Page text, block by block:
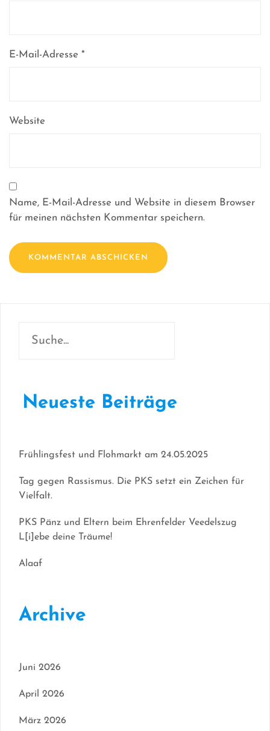
E-Mail-Adresse *
Website
Name, E-Mail-Adresse und Website in diesem Browser
für meinen nächsten Kommentar speichern.
Neueste Beiträge
Frühlingsfest und Flohmarkt am 24.05.2025
Tag gegen Rassismus. Die PKS setzt ein Zeichen für
Vielfalt.
PKS Pänz und Eltern beim Ehrenfelder Veedelszug
L[i]ebe deine Träume!
Alaaf
Archive
Juni 2026
April 2026
März 2026